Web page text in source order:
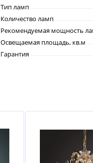
Тип ламп
Количество ламп
Рекомендуемая мощность
Освещаемая площадь, кв.м
Гарантия